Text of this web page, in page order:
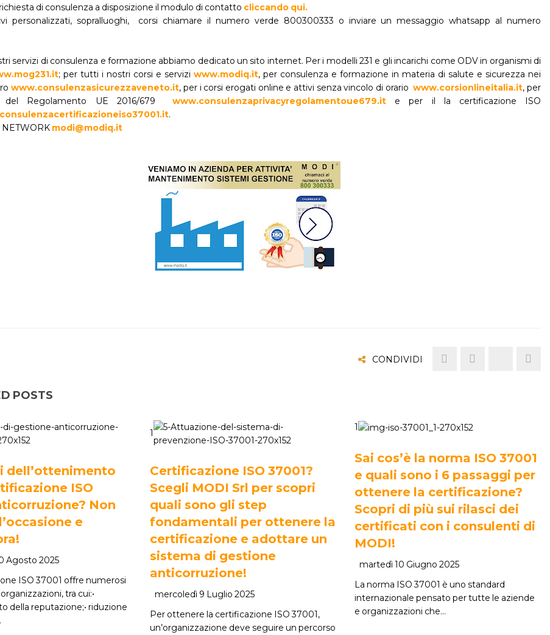
di consulenza a disposizione il modulo di contatto cliccando qui.
personalizzati, sopralluoghi, corsi chiamare il numero verde 800300333 o inviare un messaggio whatsapp al numero
servizi di consulenza e formazione abbiamo dedicato un sito internet. Per i modelli 231 e gli incarichi come ODV in organismi di
; per tutti i nostri corsi e servizi www.modiq.it, per consulenza e formazione in materia di salute e sicurezza nei
www.consulenzasicurezzaveneto.it, per i corsi erogati online e attivi senza vincolo di orariowww.corsionlineitalia.it, per
del Regolamento UE 2016/679www.consulenzaprivacyregolamentoue679.it e per il la certificazione ISO
.
modi@modiq.it
CONDIVIDI
POSTS
dell’ottenimento
ISO
Non
e
Agosto 2025
ISO 37001 offre numerosi
tra cui:•
della reputazione;• riduzione
1
Certificazione ISO 37001?
Scegli MODI Srl per scopri
quali sono gli step
fondamentali per ottenere la
certificazione e adottare un
sistema di gestione
anticorruzione!
mercoledì 9 Luglio 2025
Per ottenere la certificazione ISO 37001,
un’organizzazione deve seguire un percorso
1
Sai cos’è la norma ISO 37001
e quali sono i 6 passaggi per
ottenere la certificazione?
Scopri di più sui rilasci dei
certificati con i consulenti di
MODI!
martedì 10 Giugno 2025
La norma ISO 37001 è uno standard
internazionale pensato per tutte le aziende
e organizzazioni che…